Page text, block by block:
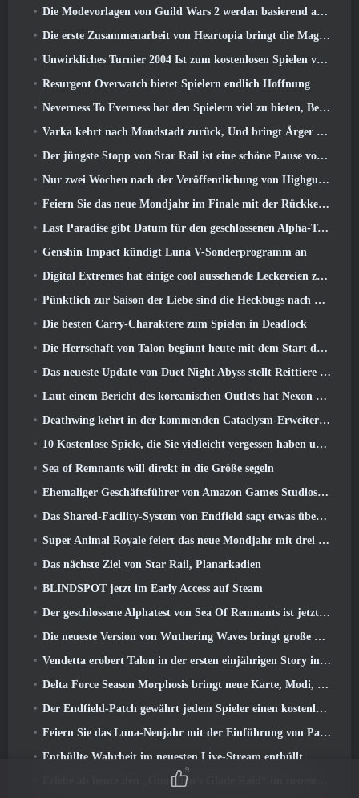
Die Modevorlagen von Guild Wars 2 werden basierend auf dem Feedback der Spieler überarbeitet
Die erste Zusammenarbeit von Heartopia bringt die Magie der Freundschaft meines kleinen Ponys
Unwirkliches Turnier 2004 Ist zum kostenlosen Spielen verfügbar und Epic wird niemanden deswegen verklagen
Resurgent Overwatch bietet Spielern endlich Hoffnung
Neverness To Everness hat den Spielern viel zu bieten, Besonders lustig
Varka kehrt nach Mondstadt zurück, Und bringt Ärger mit sich im Luna V-Update von Genshin Impact
Der jüngste Stopp von Star Rail ist eine schöne Pause vom Trauma
Nur zwei Wochen nach der Veröffentlichung von Highguard gibt Wildlight Entertainment Entlassungen bekannt
Feiern Sie das neue Mondjahr im Finale mit der Rückkehr des „Bank It Mode“
Last Paradise gibt Datum für den geschlossenen Alpha-Test bekannt
Genshin Impact kündigt Luna V-Sonderprogramm an
Digital Extremes hat einige cool aussehende Leckereien zur Feier des Mondneujahrs in Warframe zusammengestellt
Pünktlich zur Saison der Liebe sind die Heckbugs nach Trove zurückgekehrt
Die besten Carry-Charaktere zum Spielen in Deadlock
Die Herrschaft von Talon beginnt heute mit dem Start der Overwatch-Saison 1: Eroberung
Das neueste Update von Duet Night Abyss stellt Reittiere vor
Laut einem Bericht des koreanischen Outlets hat Nexon ein StarCraft-Shooter-Entwicklerteam zusammengestellt
Deathwing kehrt in der kommenden Cataclysm-Erweiterung nach Hearthstone zurück
10 Kostenlose Spiele, die Sie vielleicht vergessen haben und die am PvP-Fest von Steam teilnehmen
Sea of ​​Remnants will direkt in die Größe segeln
Ehemaliger Geschäftsführer von Amazon Games Studios übernimmt die Leitung des westlichen Verlagswesens von Aion 2
Das Shared-Facility-System von Endfield sagt etwas über Spieler aus
Super Animal Royale feiert das neue Mondjahr mit drei Wochen voller Super-Pferde-Events
Das nächste Ziel von Star Rail, Planarkadien
BLINDSPOT jetzt im Early Access auf Steam
Der geschlossene Alphatest von Sea Of Remnants ist jetzt live
Die neueste Version von Wuthering Waves bringt große Lore-Drops und QoL-Änderungen
Vendetta erobert Talon in der ersten einjährigen Story in Overwatch zurück (Keine „2“, Blizzard lässt das fallen)
Delta Force Season Morphosis bringt neue Karte, Modi, Und von Spielern gewünschte Verbesserungen
Der Endfield-Patch gewährt jedem Spieler einen kostenlosen Sechs-Sterne-Charakter seiner Wahl
Feiern Sie das Luna-Neujahr mit der Einführung von Palia’s Winter Wonder: Riffrocin‘ Neujahrs-Update
Enthüllte Wahrheit im neuesten Live-Stream enthüllt
Erlebe ab heute den „Guardian’s Glade Raid“ im neuesten Update von Guild Wars 2
9